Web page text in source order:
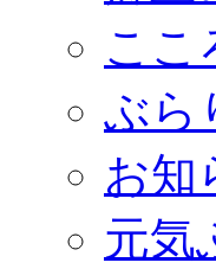
ここ
ぶら
お知
元気